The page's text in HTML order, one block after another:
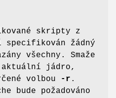
skripty z
specifikován žádný
všechny. Smaže
aktuální jádro,
volbou
-r .
bude požadováno